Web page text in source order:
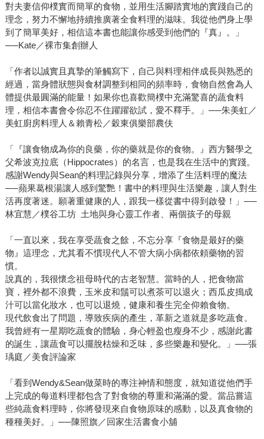
對夫妻信仰樸實而簡單的食物，並用生活腳踏實地的實踐自己的
理念，努力不懈地持續推廣著全食料理的滋味。我從他們身上學
到了簡單美好，相信這本書也能讓你感受到他們的『真』。」
──Kate／裸市集創辦人
「作者以誠實且真摯的筆觸寫下，自己與料理相伴成長與熟悉的
經過，當身體狀態與食材調整到相同的頻率時，食物自然會為人
體提供最圓滿的能量！如果你也喜歡簡樸中充滿驚喜的蔬食料
理，相信本書會令你忍不住躍躍欲試，愛不釋手。」──朱美虹／
美虹廚房料理人＆賴青松／穀東俱樂部農伕
「『讓食物成為你的良藥，你的藥就是你的食物。』西方醫學之
父希波克拉底（Hippocrates）的名言，也是我在生活中的實踐。
感謝Wendy與Sean的料理記錄與分享，增添了生活料理的魔法
──蘋果葛根湯讓人感到驚艷！書中的料理與生活樂趣，讓人對生
活再度著迷。願著重健康的人，跟我一樣從書中得到啟發！」──
林宜慧／樸谷工坊 土地與身心靈工作者、兩個孩子的母親
「一直以來，我在享受蔬食之餘，不忘分享『食物是最好的藥
物』這理念，尤其看不慣現代人不管大病小病都依頼藥物的習
慣。
說真的，我很懷念祖母時代的古老智慧。當時的人，把食物當
寶，裡外都不浪費，玉米皮和鬚可以煮茶可以退火；西瓜皮搗成
汁可以當化妝水，也可以退燒，健康和養生完全仰賴食物。
現代飲食出了問題，導致疾病的產生，革新之道就是多吃蔬食。
我曾經有一星期吃蔬食的體驗，身心輕盈也瘦身不少，感謝此書
的誕生，讓蔬食可以擺脫枯燥和乏味，多些樂趣和變化。」──張
瑀庭／美食評論家
「看到Wendy&Sean做菜時的專注神情和態度，就知道從他們手
上完成的每道料理都包含了對食物的尊重和滿滿的愛。當品嘗這
些純蔬食料理時，你將發現來自食物原味的感動，以及真食物的
種種美好。」──陳照旗／回家生活書食小舖